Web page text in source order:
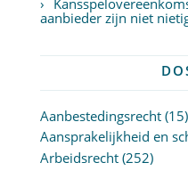
aanbieder zijn niet
Aanbestedingsrecht(15)
Aansprakelijkheid en
Arbeidsrecht(252)